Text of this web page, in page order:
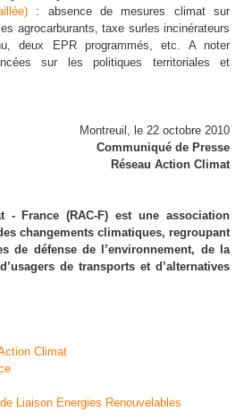
: absence de mesures climat sur
agrocarburants, taxe surles incinérateurs
deux EPR programmés, etc. A noter
sur les politiques territoriales et
Montreuil, le 22 octobre 2010
Communiqué de Presse
Réseau Action Climat
- France (RAC-F) est une association
changements climatiques, regroupant
de défense de l’environnement, de la
de transports et d’alternatives
Climat
Liaison Energies Renouvelables